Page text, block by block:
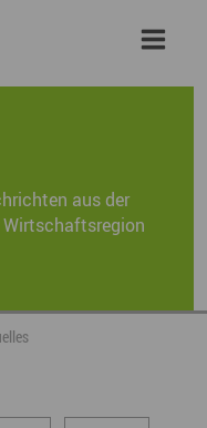
aus der